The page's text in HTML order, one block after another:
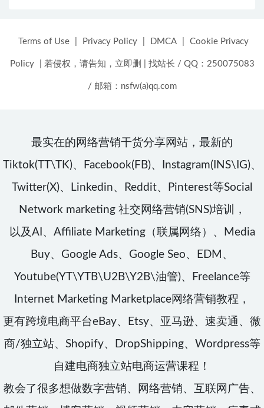
Terms of Use Privacy Policy DMCA Cookie Privacy
Policy 若侵权，请告知，立即删 找站长 / QQ：250075083
/ 邮箱：nsfw(a)qq.com
最实在的网络营销干货分享网站，最新的
Tiktok(TT\TK)、Facebook(FB)、Instagram(INS\IG)、
Twitter(X)、Linkedin、Reddit、Pinterest等Social
Network marketing 社交网络营销(SNS)培训，
以及AI、Affiliate Marketing（联属网络）、Media
Buy、Google Ads、Google Seo、EDM、
Youtube(YT\YTB\U2B\Y2B\油管)、Freelance等
Internet Marketing Marketplace网络营销教程，
更有跨境电商平台eBay、Etsy、亚马逊、速卖通、微
商/独立站、Shopify、DropShipping、Wordpress等
自建电商独立站电商运营课程！
教会了很多想做数字营销、网络营销、互联网广告、